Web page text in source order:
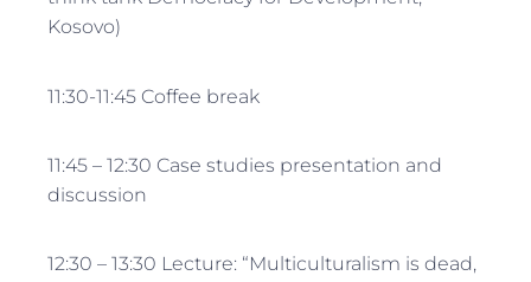
Kosovo)
11:30-11:45 Coffee break
11:45 – 12:30 Case studies presentation and
discussion
12:30 – 13:30 Lecture: “Multiculturalism is dead,